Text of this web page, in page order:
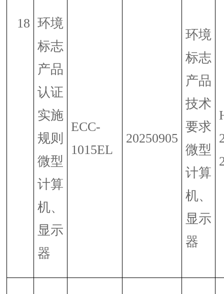
18 环境
标志
产品
认证
实施
规则
微型
计算
机、
显示
器
ECC-
1015EL
20250905
环境
标志
产品
技术
要求
微型
计算
机、
显示
器